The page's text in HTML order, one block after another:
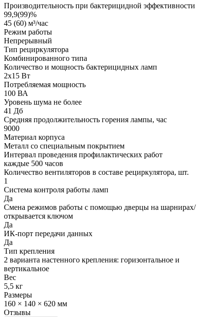
Производительность при бактерицидной эффективности
99,9(99)%
45 (60) м³/час
Режим работы
Непрерывный
Тип рециркулятора
Комбинированного типа
Количество и мощность бактерицидных ламп
2х15 Вт
Потребляемая мощность
100 ВА
Уровень шума не более
41 Дб
Средняя продолжительность горения лампы, час
9000
Материал корпуса
Металл со специальным покрытием
Интервал проведения профилактических работ
каждые 500 часов
Количество вентиляторов в составе рециркулятора, шт.
1
Система контроля работы ламп
Да
Смена режимов работы с помощью дверцы на шарнирах/
открывается ключом
Да
ИК-порт передачи данных
Да
Тип крепления
2 варианта настенного крепления: горизонтальное и
вертикальное
Вес
5,5 кг
Размеры
160 × 140 × 620 мм
Отзывы